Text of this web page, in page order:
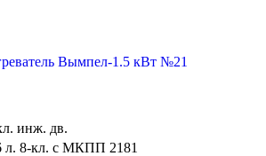
Вымпел-1.5 кВт №21
инж. дв.
л. 8-кл. c МКПП 2181